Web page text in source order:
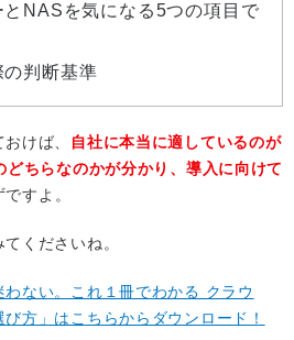
NASを気になる5つの項目で
の判断基準
けば、
自社に本当に適しているのが
ちらなのかが分かり、導入に向けて
ですよ。
くださいね。
ない。これ１冊でわかる クラウ
方」はこちらからダウンロード！